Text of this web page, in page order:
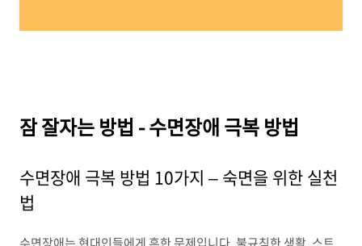
잠 잘자는 방법 - 수면장애 극복 방법
수면장애 극복 방법 10가지 – 숙면을 위한 실천
법